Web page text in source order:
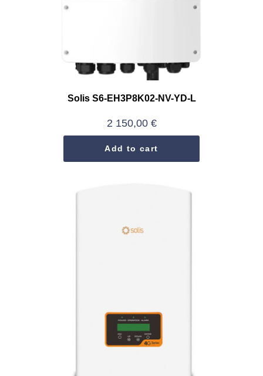
Solis S6-EH3P8K02-NV-YD-L
2 150,00 €
Add to cart